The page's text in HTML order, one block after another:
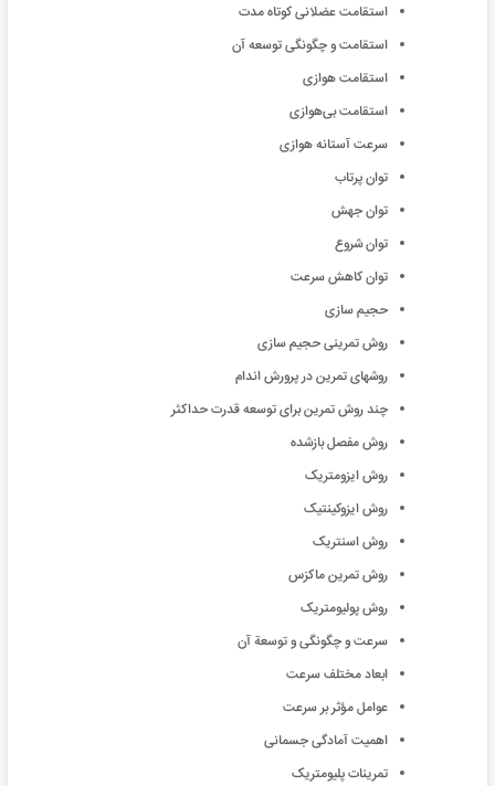
استقامت عضلانی کوتاه مدت
استقامت و چگونگی توسعه آن
استقامت هوازی
استقامت بی‌هوازی
سرعت آستانه هوازی
توان پرتاب
توان جهش
توان شروع
توان کاهش سرعت
حجیم سازی
روش تمرينی حجيم سازی
روشهای تمرين در پرورش اندام
چند روش تمرين برای توسعه قدرت حداکثر
روش مفصل بازشده
روش ايزومتريک
روش ايزوکينتيک
روش اسنتريک
روش تمرين ماکزس
روش پولیومتریک
سرعت و چگونگی و توسعة آن
ابعاد مختلف سرعت
عوامل مؤثر بر سرعت
اهمیت آمادگی جسمانی
تمرینات پلیومتریک